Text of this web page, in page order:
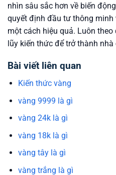
nhìn sâu sắc hơn về biến
quyết định đầu tư thông minh
một cách hiệu quả. Luôn
lũy kiến thức để trở thành
Bài viết liên quan
Kiến thức vàng
vàng 9999 là gì
vàng 24k là gì
vàng 18k là gì
vàng tây là gì
vàng trắng là gì